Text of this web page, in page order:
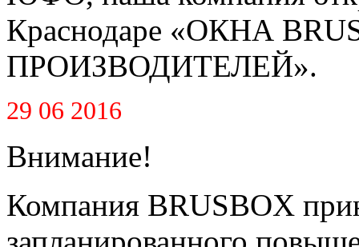
Краснодаре «ОКНА
ПРОИЗВОДИТЕЛЕЙ».
29 06 2016
Внимание!
Компания BRUSBOX